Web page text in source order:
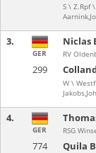
S \ Z.Rpf
3.
299
W \
GER
Niclas
RV
4.
774 Quila B
GER RSG